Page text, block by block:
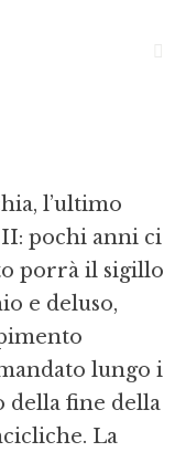
l’ultimo
pochi anni ci
porrà il sigillo
e deluso,
lungo i
della fine della
La